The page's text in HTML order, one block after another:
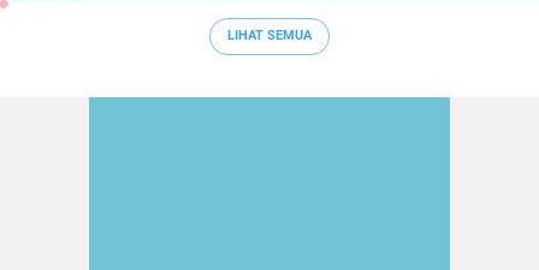
LIHAT SEMUA